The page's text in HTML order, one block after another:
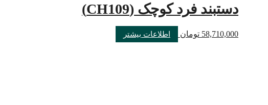
دستبند فرد کوچک (CH109)
58,710,000 تومان اطلاعات بیشتر